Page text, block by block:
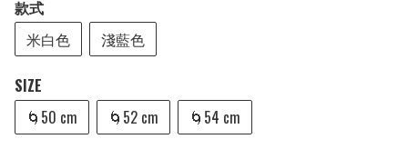
款式
米白色
淺藍色
SIZE
🌀50 cm
🌀52 cm 🌀54 cm